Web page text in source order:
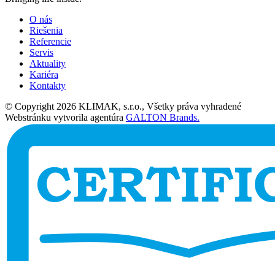
O nás
Riešenia
Referencie
Servis
Aktuality
Kariéra
Kontakty
© Copyright 2026 KLIMAK, s.r.o., Všetky práva vyhradené
Webstránku vytvorila agentúra GALTON Brands.